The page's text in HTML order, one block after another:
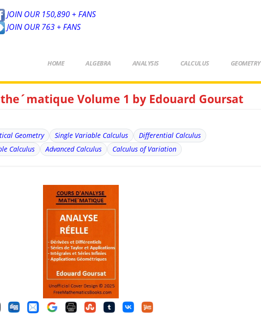
JOIN OUR 150,890 + FANS
JOIN OUR 763 + FANS
HOME ALGEBRA ANALYSIS CALCULUS GEOMETRY
Volume 1 by Edouard Goursat
Geometry Single Variable Calculus
Differential Calculus
Calculus Advanced Calculus Calculus of Variation